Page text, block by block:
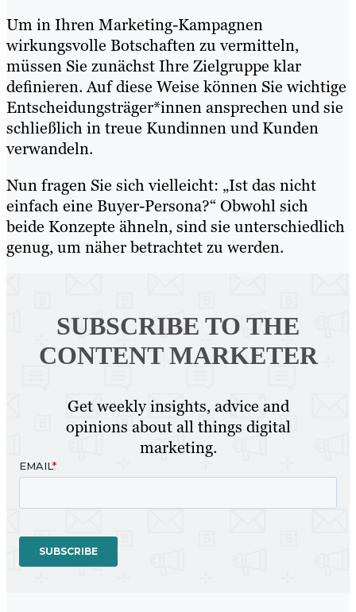
Um in Ihren Marketing-Kampagnen
wirkungsvolle Botschaften zu vermitteln,
müssen Sie zunächst Ihre Zielgruppe klar
definieren. Auf diese Weise können Sie wichtige
Entscheidungsträger*innen ansprechen und sie
schließlich in treue Kundinnen und Kunden
verwandeln.
Nun fragen Sie sich vielleicht: „Ist das nicht
einfach eine Buyer-Persona?“ Obwohl sich
beide Konzepte ähneln, sind sie unterschiedlich
genug, um näher betrachtet zu werden.
SUBSCRIBE TO THE
CONTENT MARKETER
Get weekly insights, advice and
opinions about all things digital
marketing.